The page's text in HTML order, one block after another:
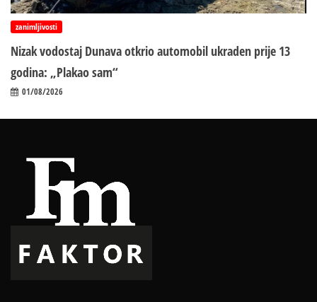
zanimljivosti
Nizak vodostaj Dunava otkrio automobil ukraden prije 13
godina: „Plakao sam“
01/08/2026